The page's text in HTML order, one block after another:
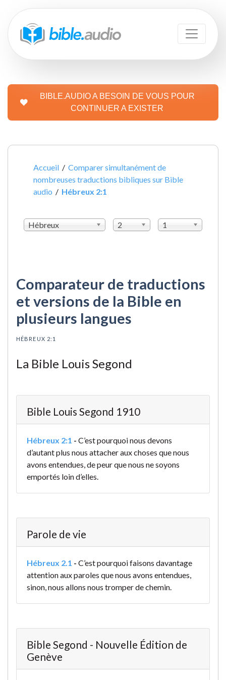
BIBLE.AUDIO A BESOIN DE VOUS POUR
CONTINUER A EXISTER
Accueil /Comparer simultanément de
nombreuses traductions bibliques sur Bible
audio / Hébreux 2:1
Hébreux 2 1
Comparateur de traductions
et versions de la Bible en
plusieurs langues
HÉBREUX 2:1
La Bible Louis Segond
Bible Louis Segond 1910
Hébreux 2:1 - C’est pourquoi nous devons
d’autant plus nous attacher aux choses que nous
avons entendues, de peur que nous ne soyons
emportés loin d’elles.
Parole de vie
Hébreux 2.1 - C’est pourquoi faisons davantage
attention aux paroles que nous avons entendues,
sinon, nous allons nous tromper de chemin.
Bible Segond - Nouvelle Édition de
Genève